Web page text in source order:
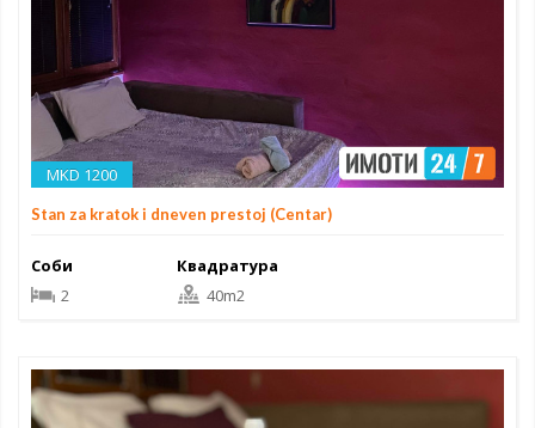
MKD 1200
Stan za kratok i dneven prestoj (Centar)
Соби
2
Квадратура
40m2